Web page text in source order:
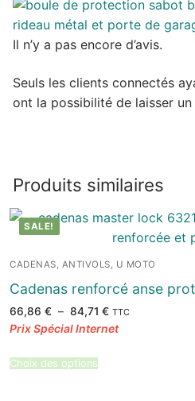
Il n’y a pas encore d’avis.
Seuls les clients connectés
ont la possibilité de laisser un
Produits similaires
SALE!
CADENAS, ANTIVOLS, U MOTO
Cadenas renforcé anse
66,86 € – 84,71 €Plage
prix :
TTC
Choix des options